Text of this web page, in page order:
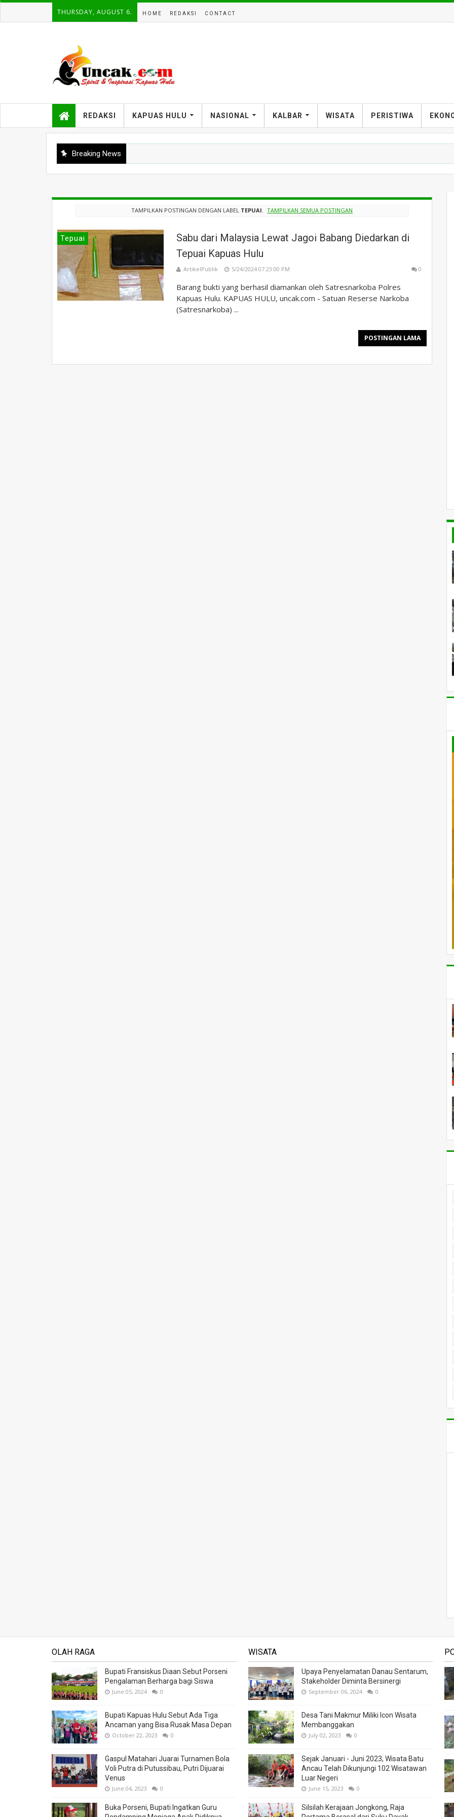
THURSDAY, AUGUST 6. HOME REDAKSI CONTACT
REDAKSI KAPUAS HULU NASIONAL KALBAR WISATA PERISTIWA
Breaking News
TAMPILKAN POSTINGAN DENGAN LABEL TEPUAI. TAMPILKAN SEMUA POSTINGAN
Tepuai
Sabu dari Malaysia Lewat Jagoi Babang Diedarkan di
Tepuai Kapuas Hulu
ArtikelPublik 5/24/2024 07:23:00 PM 0
Barang bukti yang berhasil diamankan oleh Satresnarkoba Polres
Kapuas Hulu. KAPUAS HULU, uncak.com - Satuan Reserse Narkoba
(Satresnarkoba) ...
POSTINGAN LAMA
OLAH RAGA
Bupati Fransiskus Diaan Sebut Porseni
Pengalaman Berharga bagi Siswa
June 05, 2024 0
Bupati Kapuas Hulu Sebut Ada Tiga
Ancaman yang Bisa Rusak Masa Depan
October 22, 2023 0
Gaspul Matahari Juarai Turnamen Bola
Voli Putra di Putussibau, Putri Dijuarai
Venus
June 04, 2023 0
Buka Porseni, Bupati Ingatkan Guru
WISATA
Upaya Penyelamatan Danau Sentarum,
Stakeholder Diminta Bersinergi
September 06, 2024 0
Desa Tani Makmur Miliki Icon Wisata
Membanggakan
July 02, 2023 0
Sejak Januari - Juni 2023, Wisata Batu
Ancau Telah Dikunjungi 102 Wisatawan
Luar Negeri
June 15, 2023 0
Silsilah Kerajaan Jongkong, Raja